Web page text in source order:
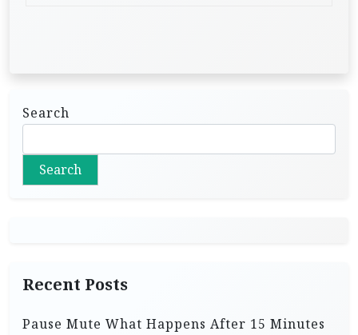
Search
Search
Recent Posts
Pause Mute What Happens After 15 Minutes